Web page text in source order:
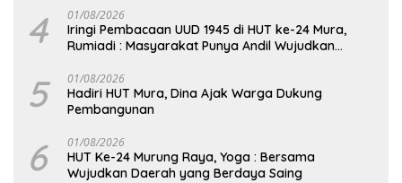
4 01/08/2026
Iringi Pembacaan UUD 1945 di HUT ke-24 Mura,
Rumiadi : Masyarakat Punya Andil Wujudkan
5 01/08/2026
Hadiri HUT Mura, Dina Ajak Warga Dukung
Pembangunan
6 01/08/2026
HUT Ke-24 Murung Raya, Yoga : Bersama
Wujudkan Daerah yang Berdaya Saing